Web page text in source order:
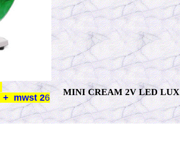
+ mwst 26
MINI CREAM 2V LED LUX